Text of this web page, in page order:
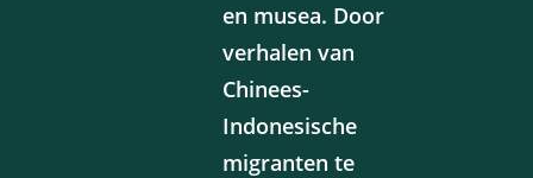
en musea. Door
verhalen van
Chinees-
Indonesische
migranten te